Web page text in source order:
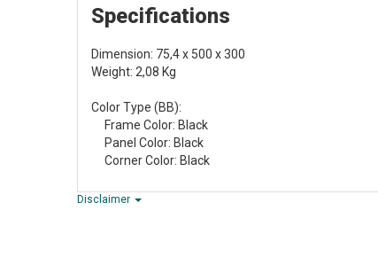
Specifications
Dimension: 75,4 x 500 x 300
Weight: 2,08 Kg
Color Type (BB):
Frame Color: Black
Panel Color: Black
Corner Color: Black
Disclaimer